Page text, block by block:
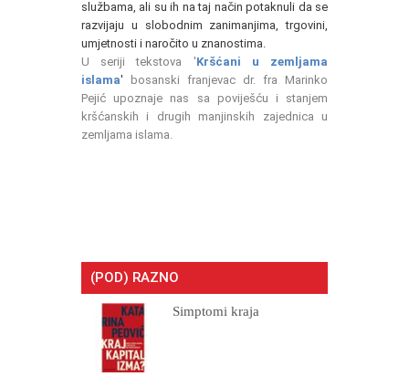
službama, ali su ih na taj način potaknuli da se
razvijaju u slobodnim zanimanjima, trgovini,
umjetnosti i naročito u znanostima.
U seriji tekstova 'Kršćani u zemljama
islama' bosanski franjevac dr. fra Marinko
Pejić upoznaje nas sa poviješću i stanjem
kršćanskih i drugih manjinskih zajednica u
zemljama islama.
(POD) RAZNO
Simptomi kraja